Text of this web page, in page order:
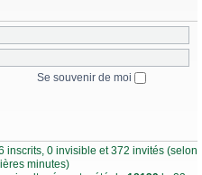
Se souvenir de moi
inscrits, 0 invisible et 372 invités (selon
minutes)